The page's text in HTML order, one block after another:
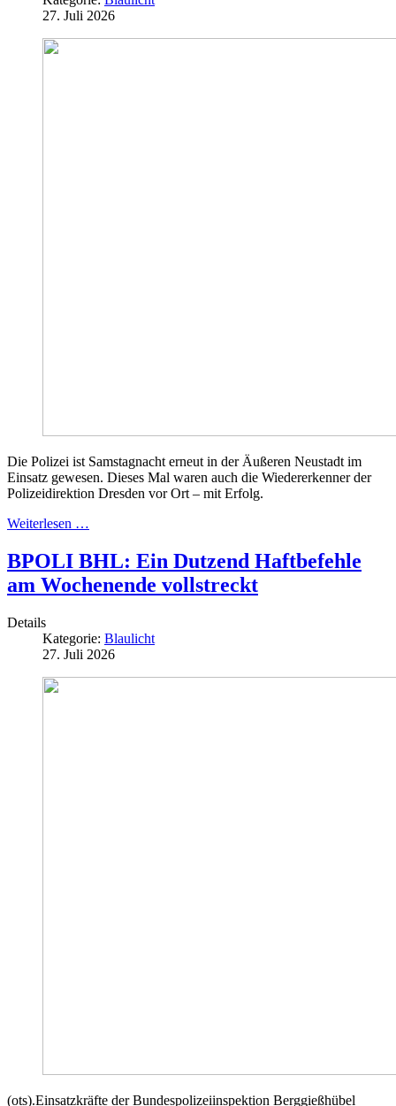
27. Juli 2026
Die Polizei ist Samstagnacht erneut in der Äußeren Neustadt im
Einsatz gewesen. Dieses Mal waren auch die Wiedererkenner der
Polizeidirektion Dresden vor Ort – mit Erfolg.
Weiterlesen …
BPOLI BHL: Ein Dutzend Haftbefehle
am Wochenende vollstreckt
Details
Kategorie: Blaulicht
27. Juli 2026
(ots).Einsatzkräfte der Bundespolizeiinspektion Berggießhübel